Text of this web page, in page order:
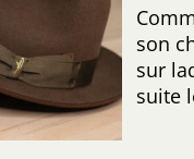
son
sur
suite